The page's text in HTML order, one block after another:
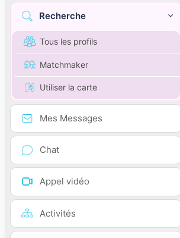
Recherche
Tous les profils
Matchmaker
Utiliser la carte
Mes Messages
Chat
Appel vidéo
Activités